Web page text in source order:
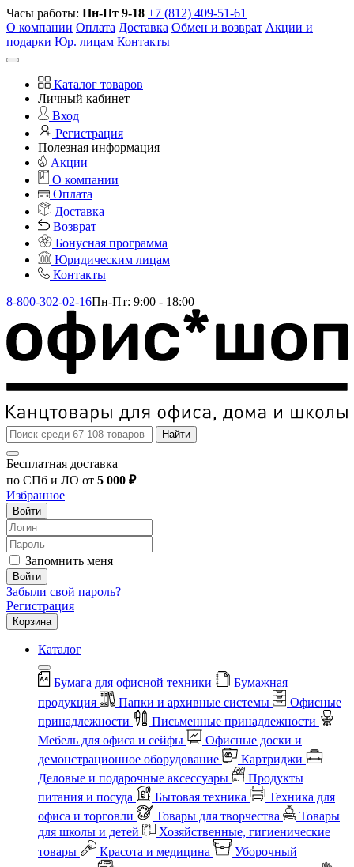
Часы работы: Пн-Пт 9-18 +7 (812) 409-51-61
О компании Оплата Доставка Обмен и возврат Акции и
подарки Юр. лицам Контакты
Каталог товаров
Личный кабинет
Вход
Регистрация
Полезная информация
Акции
О компании
Оплата
Доставка
Возврат
Бонусная программа
Юридическим лицам
Контакты
8-800-302-02-16Пн-Пт: 9:00 - 18:00
Найти
Бесплатная доставка
по СПб и ЛО от 5 000 ₽
Избранное
Войти
Запомнить меня
Войти
Забыли свой пароль?
Регистрация
Корзина
Каталог
Бумага для офисной техники
Бумажная
продукция
Папки и архивные системы
Офисные
принадлежности
Письменные принадлежности
Мебель для офиса и сейфы
Офисные доски и
демонстрационное оборудование
Картриджи
Деловые и подарочные аксессуары
Продукты
питания и посуда
Бытовая техника
Техника для
офиса и торговли
Товары для творчества
Товары
для школы и детей
Хозяйственные, гигиенические
товары
Красота и медицина
Уборочный